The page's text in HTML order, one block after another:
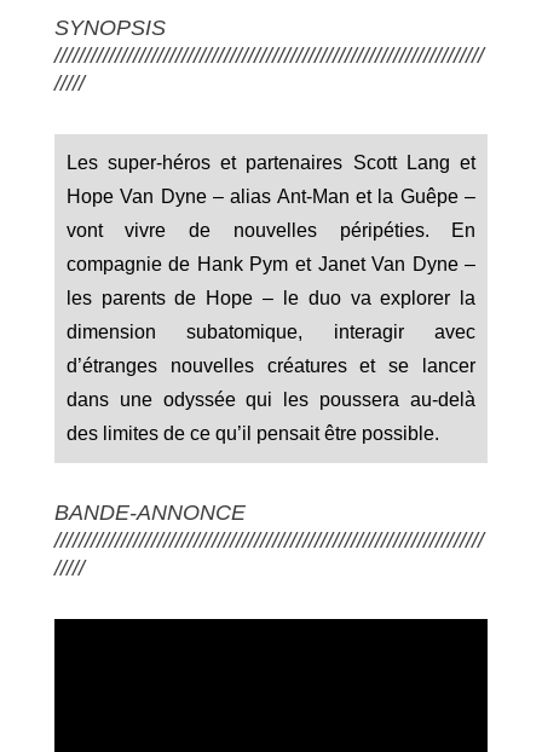
SYNOPSIS
///////////////////////////////////////////////////////////////////////
/////
Les super-héros et partenaires Scott Lang et
Hope Van Dyne – alias Ant-Man et la Guêpe –
vont vivre de nouvelles péripéties. En
compagnie de Hank Pym et Janet Van Dyne –
les parents de Hope – le duo va explorer la
dimension subatomique, interagir avec
d’étranges nouvelles créatures et se lancer
dans une odyssée qui les poussera au-delà
des limites de ce qu’il pensait être possible.
BANDE-ANNONCE
///////////////////////////////////////////////////////////////////////
/////